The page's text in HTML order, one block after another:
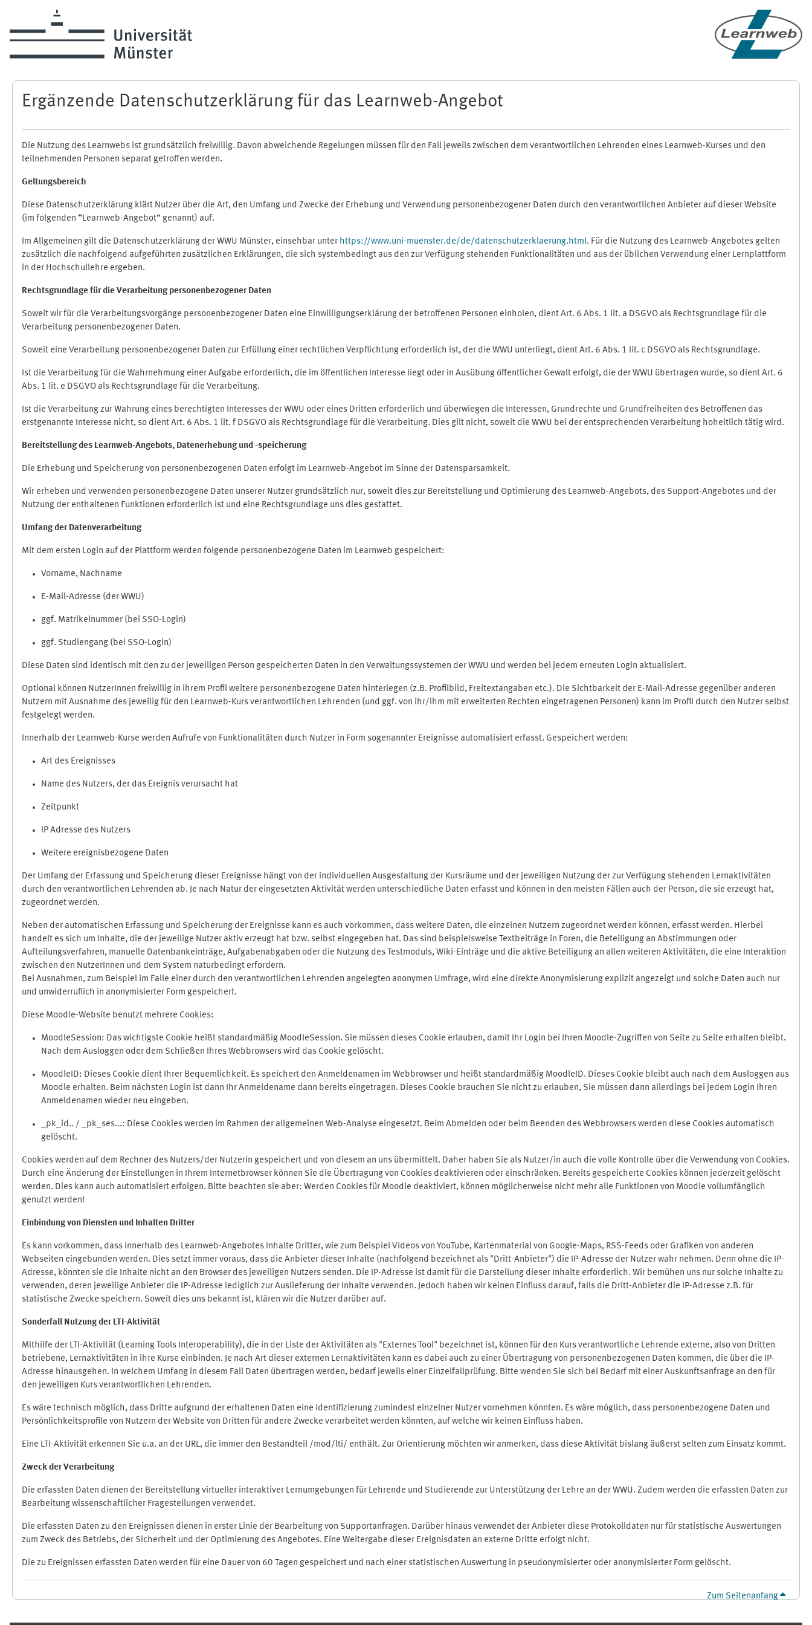
Ergänzende Datenschutzerklärung für das Learnweb-Angebot
Die Nutzung des Learnwebs ist grundsätzlich freiwillig. Davon abweichende Regelungen müssen für den Fall jeweils zwischen dem verantwortlichen Lehrenden eines Learnweb-Kurses und den
teilnehmenden Personen separat getroffen werden.
Geltungsbereich
Diese Datenschutzerklärung klärt Nutzer über die Art, den Umfang und Zwecke der Erhebung und Verwendung personenbezogener Daten durch den verantwortlichen Anbieter auf dieser Website
(im folgenden “Learnweb-Angebot” genannt) auf.
Im Allgemeinen gilt die Datenschutzerklärung der WWU Münster, einsehbar unter https://www.uni-muenster.de/de/datenschutzerklaerung.html. Für die Nutzung des Learnweb-Angebotes gelten
zusätzlich die nachfolgend aufgeführten zusätzlichen Erklärungen, die sich systembedingt aus den zur Verfügung stehenden Funktionalitäten und aus der üblichen Verwendung einer Lernplattform
in der Hochschullehre ergeben.
Rechtsgrundlage für die Verarbeitung personenbezogener Daten
Soweit wir für die Verarbeitungsvorgänge personenbezogener Daten eine Einwilligungserklärung der betroffenen Personen einholen, dient Art. 6 Abs. 1 lit. a DSGVO als Rechtsgrundlage für die
Verarbeitung personenbezogener Daten.
Soweit eine Verarbeitung personenbezogener Daten zur Erfüllung einer rechtlichen Verpflichtung erforderlich ist, der die WWU unterliegt, dient Art. 6 Abs. 1 lit. c DSGVO als Rechtsgrundlage.
Ist die Verarbeitung für die Wahrnehmung einer Aufgabe erforderlich, die im öffentlichen Interesse liegt oder in Ausübung öffentlicher Gewalt erfolgt, die der WWU übertragen wurde, so dient Art. 6
Abs. 1 lit. e DSGVO als Rechtsgrundlage für die Verarbeitung.
Ist die Verarbeitung zur Wahrung eines berechtigten Interesses der WWU oder eines Dritten erforderlich und überwiegen die Interessen, Grundrechte und Grundfreiheiten des Betroffenen das
erstgenannte Interesse nicht, so dient Art. 6 Abs. 1 lit. f DSGVO als Rechtsgrundlage für die Verarbeitung. Dies gilt nicht, soweit die WWU bei der entsprechenden Verarbeitung hoheitlich tätig wird.
Bereitstellung des Learnweb-Angebots, Datenerhebung und -speicherung
Die Erhebung und Speicherung von personenbezogenen Daten erfolgt im Learnweb-Angebot im Sinne der Datensparsamkeit.
Wir erheben und verwenden personenbezogene Daten unserer Nutzer grundsätzlich nur, soweit dies zur Bereitstellung und Optimierung des Learnweb-Angebots, des Support-Angebotes und der
Nutzung der enthaltenen Funktionen erforderlich ist und eine Rechtsgrundlage uns dies gestattet.
Umfang der Datenverarbeitung
Mit dem ersten Login auf der Plattform werden folgende personenbezogene Daten im Learnweb gespeichert:
Vorname, Nachname
E-Mail-Adresse (der WWU)
ggf. Matrikelnummer (bei SSO-Login)
ggf. Studiengang (bei SSO-Login)
Diese Daten sind identisch mit den zu der jeweiligen Person gespeicherten Daten in den Verwaltungssystemen der WWU und werden bei jedem erneuten Login aktualisiert.
Optional können NutzerInnen freiwillig in ihrem Profil weitere personenbezogene Daten hinterlegen (z.B. Profilbild, Freitextangaben etc.). Die Sichtbarkeit der E-Mail-Adresse gegenüber anderen
Nutzern mit Ausnahme des jeweilig für den Learnweb-Kurs verantwortlichen Lehrenden (und ggf. von ihr/ihm mit erweiterten Rechten eingetragenen Personen) kann im Profil durch den Nutzer selbst
festgelegt werden.
Innerhalb der Learnweb-Kurse werden Aufrufe von Funktionalitäten durch Nutzer in Form sogenannter Ereignisse automatisiert erfasst. Gespeichert werden:
Art des Ereignisses
Name des Nutzers, der das Ereignis verursacht hat
Zeitpunkt
IP Adresse des Nutzers
Weitere ereignisbezogene Daten
Der Umfang der Erfassung und Speicherung dieser Ereignisse hängt von der individuellen Ausgestaltung der Kursräume und der jeweiligen Nutzung der zur Verfügung stehenden Lernaktivitäten
durch den verantwortlichen Lehrenden ab. Je nach Natur der eingesetzten Aktivität werden unterschiedliche Daten erfasst und können in den meisten Fällen auch der Person, die sie erzeugt hat,
zugeordnet werden.
Neben der automatischen Erfassung und Speicherung der Ereignisse kann es auch vorkommen, dass weitere Daten, die einzelnen Nutzern zugeordnet werden können, erfasst werden. Hierbei
handelt es sich um Inhalte, die der jeweilige Nutzer aktiv erzeugt hat bzw. selbst eingegeben hat. Das sind beispielsweise Textbeiträge in Foren, die Beteiligung an Abstimmungen oder
Aufteilungsverfahren, manuelle Datenbankeinträge, Aufgabenabgaben oder die Nutzung des Testmoduls, Wiki-Einträge und die aktive Beteiligung an allen weiteren Aktivitäten, die eine Interaktion
zwischen den NutzerInnen und dem System naturbedingt erfordern.
Bei Ausnahmen, zum Beispiel im Falle einer durch den verantwortlichen Lehrenden angelegten anonymen Umfrage, wird eine direkte Anonymisierung explizit angezeigt und solche Daten auch nur
und unwiderruflich in anonymisierter Form gespeichert.
Diese Moodle-Website benutzt mehrere Cookies:
MoodleSession: Das wichtigste Cookie heißt standardmäßig MoodleSession. Sie müssen dieses Cookie erlauben, damit Ihr Login bei Ihren Moodle-Zugriffen von Seite zu Seite erhalten bleibt.
Nach dem Ausloggen oder dem Schließen Ihres Webbrowsers wird das Cookie gelöscht.
MoodleID: Dieses Cookie dient Ihrer Bequemlichkeit. Es speichert den Anmeldenamen im Webbrowser und heißt standardmäßig MoodleID. Dieses Cookie bleibt auch nach dem Ausloggen aus
Moodle erhalten. Beim nächsten Login ist dann Ihr Anmeldename dann bereits eingetragen. Dieses Cookie brauchen Sie nicht zu erlauben, Sie müssen dann allerdings bei jedem Login Ihren
Anmeldenamen wieder neu eingeben.
_pk_id.. / _pk_ses...: Diese Cookies werden im Rahmen der allgemeinen Web-Analyse eingesetzt. Beim Abmelden oder beim Beenden des Webbrowsers werden diese Cookies automatisch
gelöscht.
Cookies werden auf dem Rechner des Nutzers/der Nutzerin gespeichert und von diesem an uns übermittelt. Daher haben Sie als Nutzer/in auch die volle Kontrolle über die Verwendung von Cookies.
Durch eine Änderung der Einstellungen in Ihrem Internetbrowser können Sie die Übertragung von Cookies deaktivieren oder einschränken. Bereits gespeicherte Cookies können jederzeit gelöscht
werden. Dies kann auch automatisiert erfolgen. Bitte beachten sie aber: Werden Cookies für Moodle deaktiviert, können möglicherweise nicht mehr alle Funktionen von Moodle vollumfänglich
genutzt werden!
Einbindung von Diensten und Inhalten Dritter
Es kann vorkommen, dass innerhalb des Learnweb-Angebotes Inhalte Dritter, wie zum Beispiel Videos von YouTube, Kartenmaterial von Google-Maps, RSS-Feeds oder Grafiken von anderen
Webseiten eingebunden werden. Dies setzt immer voraus, dass die Anbieter dieser Inhalte (nachfolgend bezeichnet als "Dritt-Anbieter") die IP-Adresse der Nutzer wahr nehmen. Denn ohne die IP-
Adresse, könnten sie die Inhalte nicht an den Browser des jeweiligen Nutzers senden. Die IP-Adresse ist damit für die Darstellung dieser Inhalte erforderlich. Wir bemühen uns nur solche Inhalte zu
verwenden, deren jeweilige Anbieter die IP-Adresse lediglich zur Auslieferung der Inhalte verwenden. Jedoch haben wir keinen Einfluss darauf, falls die Dritt-Anbieter die IP-Adresse z.B. für
statistische Zwecke speichern. Soweit dies uns bekannt ist, klären wir die Nutzer darüber auf.
Sonderfall Nutzung der LTI-Aktivität
Mithilfe der LTI-Aktivität (Learning Tools Interoperability), die in der Liste der Aktivitäten als "Externes Tool" bezeichnet ist, können für den Kurs verantwortliche Lehrende externe, also von Dritten
betriebene, Lernaktivitäten in ihre Kurse einbinden. Je nach Art dieser externen Lernaktivitäten kann es dabei auch zu einer Übertragung von personenbezogenen Daten kommen, die über die IP-
Adresse hinausgehen. In welchem Umfang in diesem Fall Daten übertragen werden, bedarf jeweils einer Einzelfallprüfung. Bitte wenden Sie sich bei Bedarf mit einer Auskunftsanfrage an den für
den jeweiligen Kurs verantwortlichen Lehrenden.
Es wäre technisch möglich, dass Dritte aufgrund der erhaltenen Daten eine Identifizierung zumindest einzelner Nutzer vornehmen könnten. Es wäre möglich, dass personenbezogene Daten und
Persönlichkeitsprofile von Nutzern der Website von Dritten für andere Zwecke verarbeitet werden könnten, auf welche wir keinen Einfluss haben.
Eine LTI-Aktivität erkennen Sie u.a. an der URL, die immer den Bestandteil /mod/lti/ enthält. Zur Orientierung möchten wir anmerken, dass diese Aktivität bislang äußerst selten zum Einsatz kommt.
Zweck der Verarbeitung
Die erfassten Daten dienen der Bereitstellung virtueller interaktiver Lernumgebungen für Lehrende und Studierende zur Unterstützung der Lehre an der WWU. Zudem werden die erfassten Daten zur
Bearbeitung wissenschaftlicher Fragestellungen verwendet.
Die erfassten Daten zu den Ereignissen dienen in erster Linie der Bearbeitung von Supportanfragen. Darüber hinaus verwendet der Anbieter diese Protokolldaten nur für statistische Auswertungen
zum Zweck des Betriebs, der Sicherheit und der Optimierung des Angebotes. Eine Weitergabe dieser Ereignisdaten an externe Dritte erfolgt nicht.
Die zu Ereignissen erfassten Daten werden für eine Dauer von 60 Tagen gespeichert und nach einer statistischen Auswertung in pseudonymisierter oder anonymisierter Form gelöscht.
Zum Seitenanfang